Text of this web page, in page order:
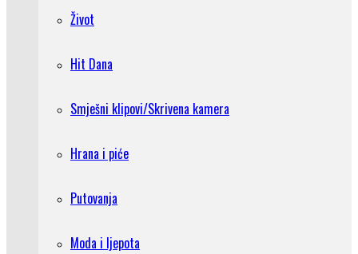
Život
Hit Dana
Smješni klipovi/Skrivena kamera
Hrana i piće
Putovanja
Moda i ljepota